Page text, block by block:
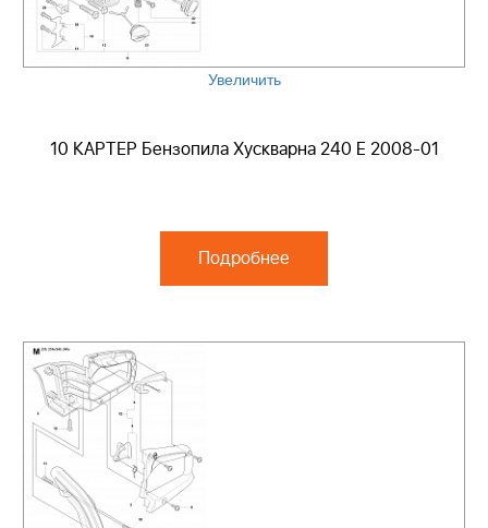
Увеличить
10 КАРТЕР Бензопила Хускварна 240 E 2008-01
Подробнее